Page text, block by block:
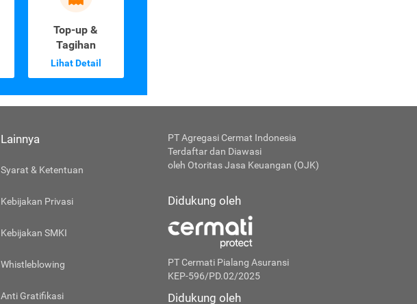
Top-up &
Tagihan
Lihat Detail
Lainnya
Syarat & Ketentuan
Kebijakan Privasi
Kebijakan SMKI
Whistleblowing
Anti Gratifikasi
PT Agregasi Cermat Indonesia
Terdaftar dan Diawasi
oleh Otoritas Jasa Keuangan (OJK)
Didukung oleh
PT Cermati Pialang Asuransi
KEP-596/PD.02/2025
Didukung oleh